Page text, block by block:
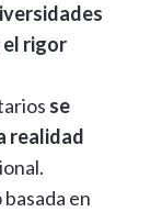
el rigor
se
realidad
en